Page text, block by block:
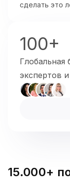
сделать это
100+
Глобальная
экспертов
15.000+